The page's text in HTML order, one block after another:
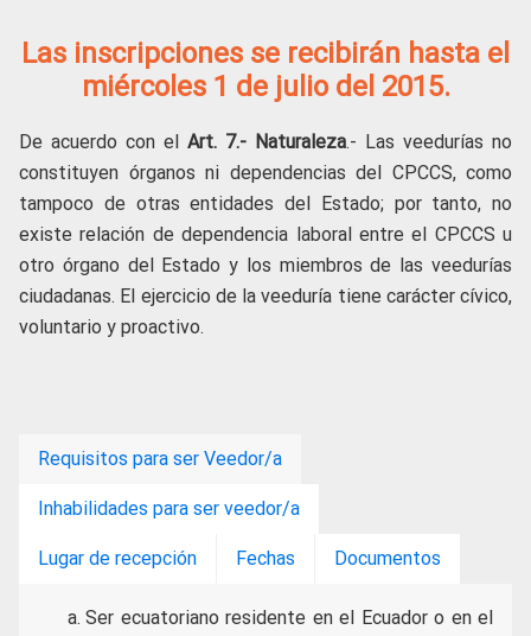
Las inscripciones se recibirán hasta el
miércoles 1 de julio del 2015.
De acuerdo con el Art. 7.- Naturaleza.- Las veedurías no
constituyen órganos ni dependencias del CPCCS, como
tampoco de otras entidades del Estado; por tanto, no
existe relación de dependencia laboral entre el CPCCS u
otro órgano del Estado y los miembros de las veedurías
ciudadanas. El ejercicio de la veeduría tiene carácter cívico,
voluntario y proactivo.
Requisitos para ser Veedor/a
Inhabilidades para ser veedor/a
Lugar de recepción Fechas Documentos
Ser ecuatoriano residente en el Ecuador o en el